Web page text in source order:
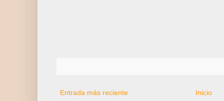
Entrada más reciente Inicio